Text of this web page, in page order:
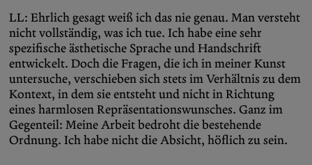
LL: Ehrlich gesagt weiß ich das nie genau. Man versteht
nicht vollständig, was ich tue. Ich habe eine sehr
spezifische ästhetische Sprache und Handschrift
entwickelt. Doch die Fragen, die ich in meiner Kunst
untersuche, verschieben sich stets im Verhältnis zu dem
Kontext, in dem sie entsteht und nicht in Richtung
eines harmlosen Repräsentationswunsches. Ganz im
Gegenteil: Meine Arbeit bedroht die bestehende
Ordnung. Ich habe nicht die Absicht, höflich zu sein.